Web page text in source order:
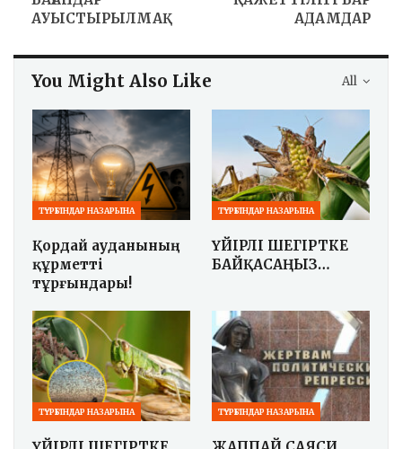
АУЫСТЫРЫЛМАҚ
АДАМДАР
All
You Might Also Like
ТҰРҒЫНДАР НАЗАРЫНА
Қордай ауданының
құрметті
тұрғындары!
ТҰРҒЫНДАР НАЗАРЫНА
ҮЙІРЛІ ШЕГІРТКЕ
БАЙҚАСАҢЫЗ…
ТҰРҒЫНДАР НАЗАРЫНА ТҰРҒЫНДАР НАЗАРЫНА